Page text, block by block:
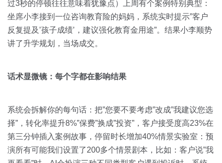
过3秒的停顿往往意味着犹豫点）上周有个案例特别典型：
坐席小李接到一位咨询教育险的妈妈，系统实时提示”客户
反复提及’孩子成绩’，建议强化教育金用途”。结果小李顺势
讲了升学规划，当场成交。
话术显微镜：每个字都在影响结果
系统会拆解你的每句话：把”您要不要考虑”改成”我建议您选
择”，转化率提升8%”保费”换成”投资”，客户接受度高23%在
第三分钟插入案例故事，停留时长增加40%情景实验室：预
演所有可能我们设置了200多个情景剧本，比如：客户说”我